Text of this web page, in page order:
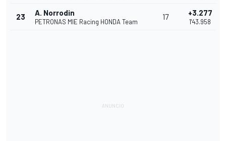
23 A. Norrodin
PETRONAS MIE Racing HONDA Team
17 +3.277
1'43.958